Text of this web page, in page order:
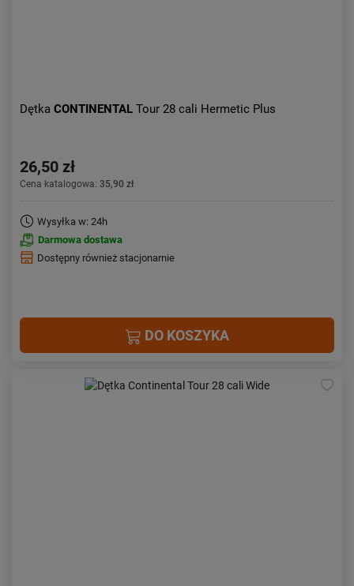
Dętka CONTINENTAL Tour 28 cali Hermetic Plus
26,50 zł
Cena katalogowa: 35,90 zł
Wysyłka w: 24h
Darmowa dostawa
Dostępny również stacjonarnie
DO KOSZYKA